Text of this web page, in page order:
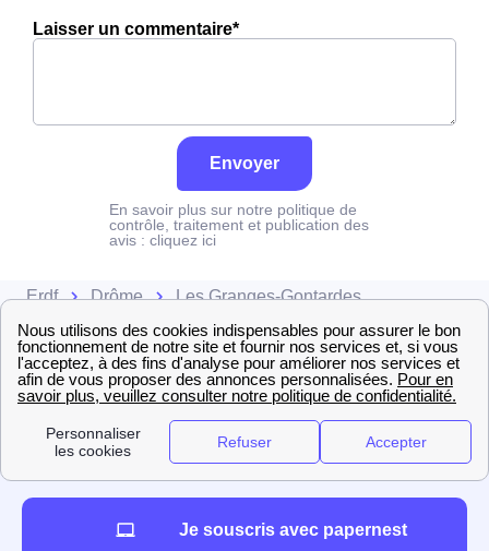
Laisser un commentaire*
Envoyer
En savoir plus sur notre politique de
contrôle, traitement et publication des
avis : cliquez ici
Erdf Drôme Les Granges-Gontardes
Je souscris avec papernest